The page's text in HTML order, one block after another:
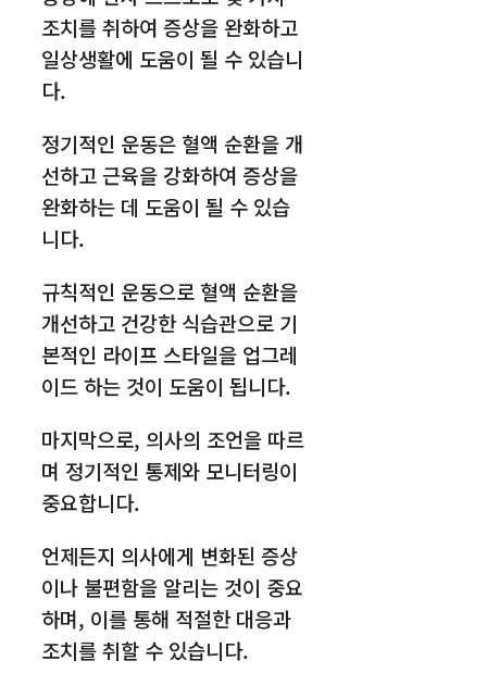
조치를 취하여 증상을 완화하고
일상생활에 도움이 될 수 있습니
다.
정기적인 운동은 혈액 순환을 개
선하고 근육을 강화하여 증상을
완화하는 데 도움이 될 수 있습
니다.
규칙적인 운동으로 혈액 순환을
개선하고 건강한 식습관으로 기
본적인 라이프 스타일을 업그레
이드 하는 것이 도움이 됩니다.
마지막으로, 의사의 조언을 따르
며 정기적인 통제와 모니터링이
중요합니다.
언제든지 의사에게 변화된 증상
이나 불편함을 알리는 것이 중요
하며, 이를 통해 적절한 대응과
조치를 취할 수 있습니다.